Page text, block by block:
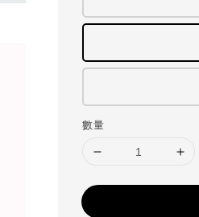
數量